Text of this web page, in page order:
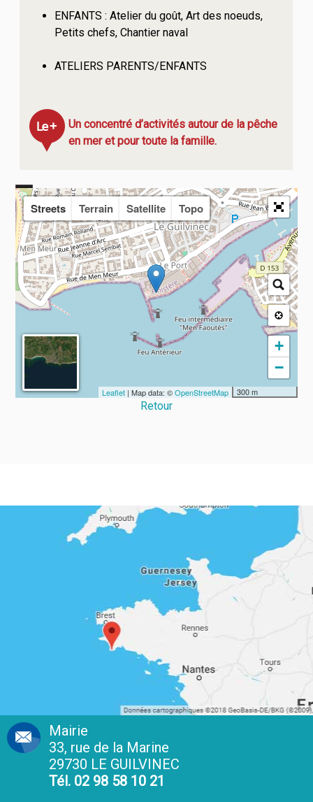
ENFANTS : Atelier du goût, Art des noeuds,
Petits chefs, Chantier naval
ATELIERS PARENTS/ENFANTS
Un concentré d’activités autour de la pêche
en mer et pour toute la famille.
Streets Terrain Satellite Topo
+
−
300 m
Leaflet| Map data: ©OpenStreetMap
Retour
Mairie
33, rue de la Marine
29730 LE GUILVINEC
Tél. 02 98 58 10 21